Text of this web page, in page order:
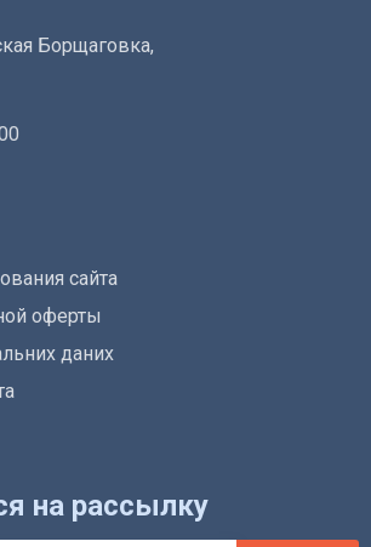
Борщаговка,
сайта
оферты
даних
на рассылку